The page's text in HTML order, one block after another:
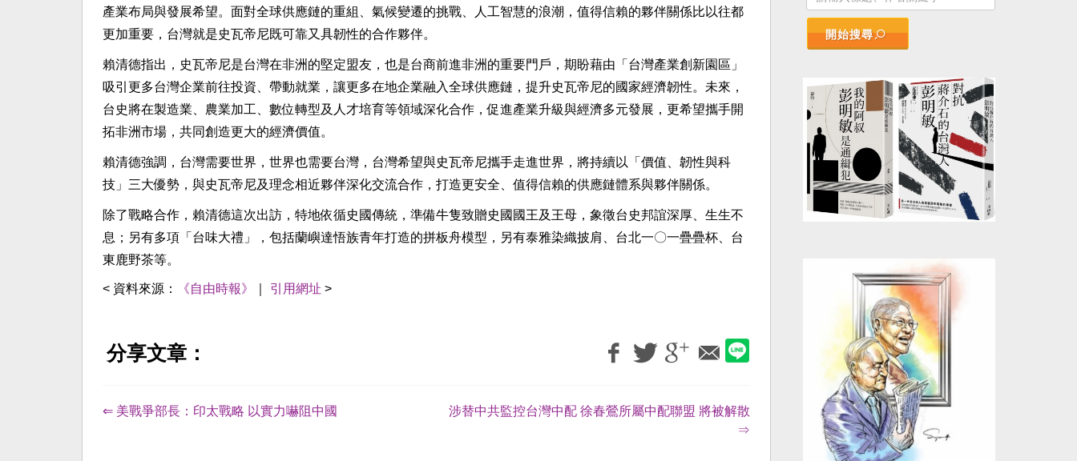
產業布局與發展希望。面對全球供應鏈的重組、氣候變遷的挑戰、人工智慧的浪潮，值得信賴的夥伴關係比以往都
更加重要，台灣就是史瓦帝尼既可靠又具韌性的合作夥伴。
賴清德指出，史瓦帝尼是台灣在非洲的堅定盟友，也是台商前進非洲的重要門戶，期盼藉由「台灣產業創新園區」
吸引更多台灣企業前往投資、帶動就業，讓更多在地企業融入全球供應鏈，提升史瓦帝尼的國家經濟韌性。未來，
台史將在製造業、農業加工、數位轉型及人才培育等領域深化合作，促進產業升級與經濟多元發展，更希望攜手開
拓非洲市場，共同創造更大的經濟價值。
賴清德強調，台灣需要世界，世界也需要台灣，台灣希望與史瓦帝尼攜手走進世界，將持續以「價值、韌性與科
技」三大優勢，與史瓦帝尼及理念相近夥伴深化交流合作，打造更安全、值得信賴的供應鏈體系與夥伴關係。
除了戰略合作，賴清德這次出訪，特地依循史國傳統，準備牛隻致贈史國國王及王母，象徵台史邦誼深厚、生生不
息；另有多項「台味大禮」，包括蘭嶼達悟族青年打造的拼板舟模型，另有泰雅染織披肩、台北一〇一疊疊杯、台
東鹿野茶等。
< 資料來源： 《自由時報》 引用網址 >
分享文章：
⇐ 美戰爭部長：印太戰略 以實力嚇阻中國
涉替中共監控台灣中配 徐春鶯所屬中配聯盟 將被解散
⇒
開始搜尋